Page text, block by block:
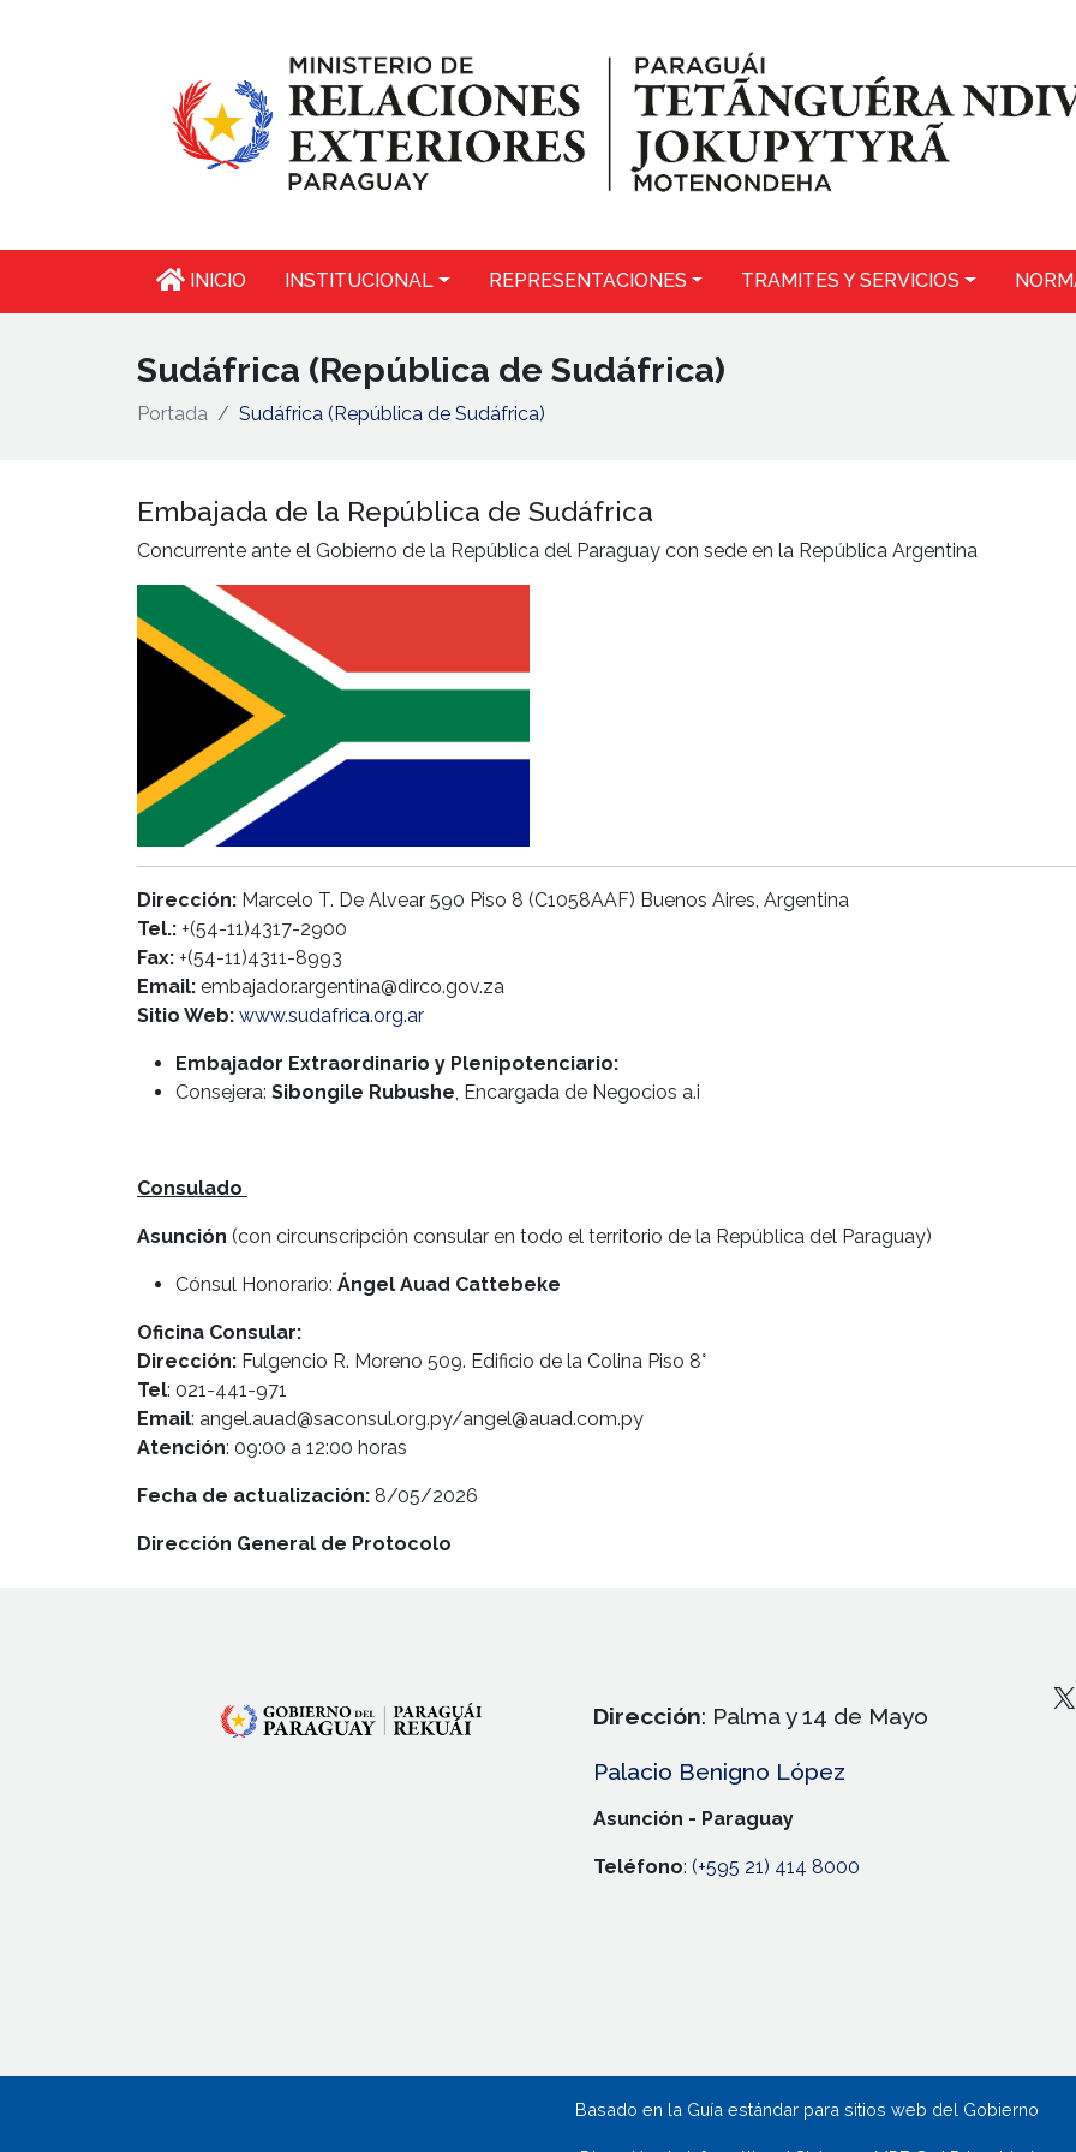
INICIO INSTITUCIONAL REPRESENTACIONES TRAMITES Y SERVICIOS
Sudáfrica (República de Sudáfrica)
Portada Sudáfrica (República de Sudáfrica)
Embajada de la República de Sudáfrica
Concurrente ante el Gobierno de la República del Paraguay con sede en la República Argentina
Dirección: Marcelo T. De Alvear 590 Piso 8 (C1058AAF) Buenos Aires, Argentina
Tel.: +(54-11)4317-2900
Fax: +(54-11)4311-8993
Email: embajador.argentina@dirco.gov.za
Sitio Web: www.sudafrica.org.ar
Embajador Extraordinario y Plenipotenciario:
Consejera: Sibongile Rubushe, Encargada de Negocios a.i
Consulado
Asunción (con circunscripción consular en todo el territorio de la República del Paraguay)
Cónsul Honorario: Ángel Auad Cattebeke
Oficina Consular:
Dirección: Fulgencio R. Moreno 509. Edificio de la Colina Piso 8°
Tel: 021-441-971
Email: angel.auad@saconsul.org.py/angel@auad.com.py
Atención: 09:00 a 12:00 horas
Fecha de actualización: 8/05/2026
Dirección General de Protocolo
Dirección: Palma y 14 de Mayo
Palacio Benigno López
Asunción - Paraguay
Teléfono: (+595 21) 414 8000
X
Basado en la Guía estándar para sitios web del Gobierno